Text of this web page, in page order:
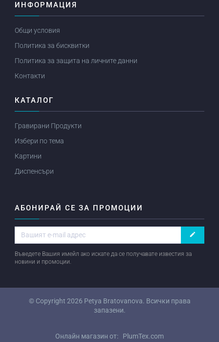
ИНФОРМАЦИЯ
Общи условия
Политика за бисквитки
Политика за защита на личните данни
Контакти
КАТАЛОГ
Гравирани Продукти
Избери по тема
Картини
Диспенсъри
АБОНИРАЙ СЕ ЗА ПРОМОЦИИ
create
Въведете Вашия имейл ако искате да се получавате известия за
новини и промоции.
© Copyright 2026 Petya Bratovanova. Всички права
запазени.
Онлайн магазин от: PlumTex.com